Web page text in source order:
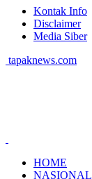
Kontak Info
Disclaimer
Media Siber
tapaknews.com
HOME
NASIONAL